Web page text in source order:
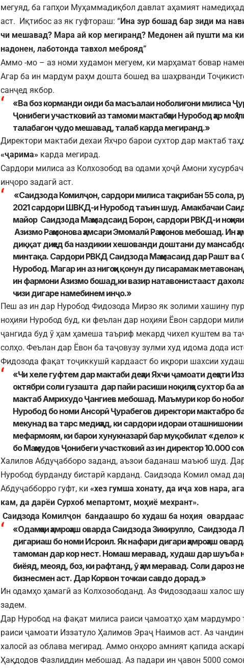
мегуяд, ба гапҳои Муҳаммадиқбол давлат аҳамият
аст. Иқтибос аз як гуфтораш: “Ина зур бошад бар зиди ма
чи мешавад? Мара ай кор мегиранд? Медонен ай пушти ма ки
надонен, лаботонда тавхол меброяд”
Аммо -мо – аз номи худамон мегуем, ки марҳамат бовар
Агар ба ин мардум раҳм дошта бошед ва шаҳрванди
санҷед якбор.
«Ва боз корманди оиди ба масъалаи ноболиғони милиса
Ҷонибеги участковий аз тамоми мактабҳои Нуробод ҳар моҳ
талабагон ҷудо мешавад, талаб карда мегиранд.»
Директори мактаби дехаи Яхчро барои сухтор дар мактаб
«ҷарима» карда мегирад.
Сардори милиса аз Колхозобод ва одами ҳоҷӣ Амони
инҷоро задагӣ аст.
«Саидзода Комилҷон, сардори милиса тақрибан 55 сола,
2021 сардори ШВКД-и Нуробод таъин шуд. Амакбачаи
майор Саидзода Маҳмадсаид Борон, сардори РВКД-и
Азизмо Раҳмонова ҳамсари Эмомалӣ Раҳмонов мебошад. Ин
диққат диҳед ба наздикии хешованди доштани ду
минтақа. Сардори РВКД Саидзода Маҳмасаид дар Рашт ва
Нуробод. Магар ин аз нигоҳи қонун ду писарамак
ин фармони Азизмо бошад,ки вазир натавонистааст
чизи дигаре намебинем инҷо.»
Пеш аз ин дар Нуробод Фидозода Мирзо як золими хашину
ноҳияи Нуробод буд, ки феълан дар ноҳияи Ёвон сардори
ҷангида буд ӯ ҳам ҳамеша таъриф мекард чихел куштем ва
солҳо. Феълан дар Ёвон ба таҷовузу зулми худ идома дода
Фидозода фақат тоҷиккушӣ кардааст бо иқрори шахсии
«Чи хеле гуфтем дар мактаби деҳаи Яхчи ҷамоати деҳоти
октябри соли гузашта дар пайи расиши ноқилҳо сухтор ба
мактаб Амрихудо Ҷангиев мебошад. Маъмури кор бо
Нуробод бо номи Ансорӣ Ҷурабегов директори мактабро
мекунад ва тарс медиҳад, ки сардори идораи оташнишонии
мефармоям, ки барои хунукназарӣ бар муқобилат «дело»
бо Маҳмудов Ҷонибеги участковий аз ин директор 10.000
Халилов Абдуҷабборо заданд, аъзои баданаш маъюб шуд.
Нуробод бурданду бистарӣ карданд. Саидзода Комил омад
Абдуҷабборро гуфт, ки «хез гумша хонату, да иҷа хов нара,
кам, да дарёи Сурхоб мепартомт, моҳиё мехрант».
Саидзода Комилҷон бандаашро бо худаш ба ноҳия
«Одамҳои ҳамроҳаш оварда Саидзода Зикирулло, Саидзода
дигариаш бо номи Исроил. Як нафари дигари ҳамроҳаш
тамоман дар кор нест. Номаш меравад, худаш дар шуъба
биёяд, меояд, боз, ки рафтанд, ӯ ҳам меравад. Соли дароз
бизнесмен аст. Дар Корвон точкаи савдо дорад.»
Ин одамҳо ҳамагӣ аз Колхозободанд. Аз Фидозодааш халос
задем.
Дар Нуробод на фақат милиса раиси ҷамоатҳо ҳам мардумро
раиси ҷамоати Иззатуло Ҳалимов Эраҷ Наимов аст. Аз
халосӣ аз облава мегирад. Аммо онҳоро амният қапида
Ҳақдодов Фазлиддин мебошад. Аз падари ин ҷавон 5000